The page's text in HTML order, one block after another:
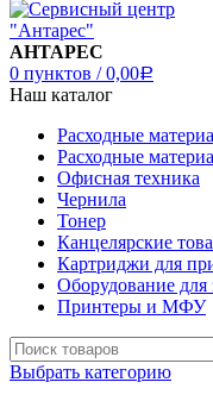
АНТАРЕС
0 пунктов / 0,00Р
Наш каталог
Расходные
Расходные
Офисная техника
Чернила
Тонер
Канцелярские
Картриджи для
Оборудование для
Принтеры и МФУ
Выбрать категорию